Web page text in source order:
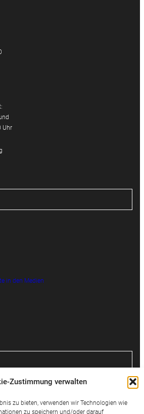
Zustimmung verwalten
zu bieten, verwenden wir Technologien wie
zu speichern und/oder darauf
Uhr
in den Medien